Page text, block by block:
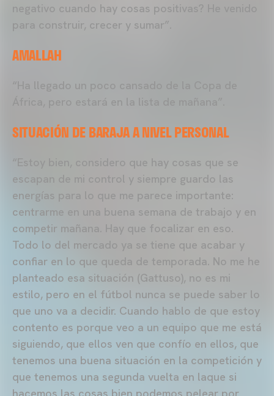
negativo cuando hay cosas positivas? He venido
para construir, crecer y sumar”.
AMALLAH
“Ha llegado un poco cansado de la Copa de
SITUACIÓN DE BARAJA A NIVEL PERSONAL
“Estoy bien, considero que hay cosas que se
escapan de mi control y siempre guardo las
energías para lo que me parece importante:
centrarme en una buena semana de trabajo y en
competir mañana. Hay que focalizar en eso.
Todo lo del mercado ya se tiene que acabar y
confiar en lo que queda de temporada. No me he
planteado esa situación (Gattuso), no es mi
estilo, pero en el fútbol nunca se puede saber lo
que uno va a decidir. Cuando hablo de que estoy
contento es porque veo a un equipo que me está
siguiendo, que ellos ven que confío en ellos, que
tenemos una buena situación en la competición y
que tenemos una segunda vuelta en laque si
hacemos las cosas bien podemos pelear por